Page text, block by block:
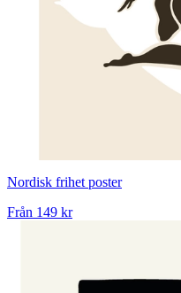
Nordisk frihet poster
Från 149 kr